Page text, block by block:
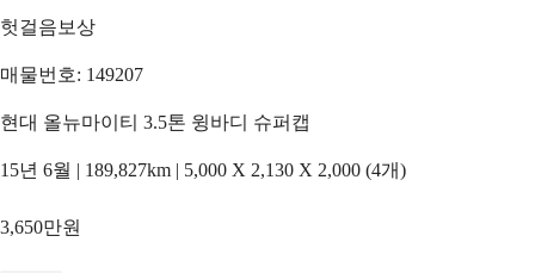
헛걸음보상
매물번호: 149207
현대 올뉴마이티 3.5톤 윙바디 슈퍼캡
15년 6월 | 189,827km | 5,000 X 2,130 X 2,000 (4개)
3,650만원